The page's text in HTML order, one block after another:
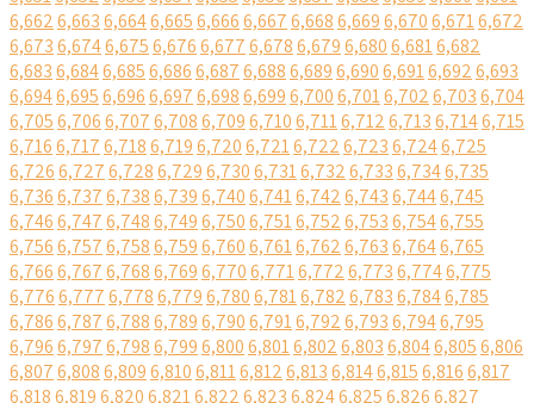
6,6626,6636,6646,6656,6666,6676,6686,6696,6706,6716,672
6,6736,6746,6756,6766,6776,6786,6796,6806,6816,682
6,6836,6846,6856,6866,6876,6886,6896,6906,6916,6926,693
6,6946,6956,6966,6976,6986,6996,7006,7016,7026,7036,704
6,7056,7066,7076,7086,7096,7106,7116,7126,7136,7146,715
6,7166,7176,7186,7196,7206,7216,7226,7236,7246,725
6,7266,7276,7286,7296,7306,7316,7326,7336,7346,735
6,7366,7376,7386,7396,7406,7416,7426,7436,7446,745
6,7466,7476,7486,7496,7506,7516,7526,7536,7546,755
6,7566,7576,7586,7596,7606,7616,7626,7636,7646,765
6,7666,7676,7686,7696,7706,7716,7726,7736,7746,775
6,7766,7776,7786,7796,7806,7816,7826,7836,7846,785
6,7866,7876,7886,7896,7906,7916,7926,7936,7946,795
6,7966,7976,7986,7996,8006,8016,8026,8036,8046,8056,806
6,8076,8086,8096,8106,8116,8126,8136,8146,8156,8166,817
6,8186,8196,8206,8216,8226,8236,8246,8256,8266,827